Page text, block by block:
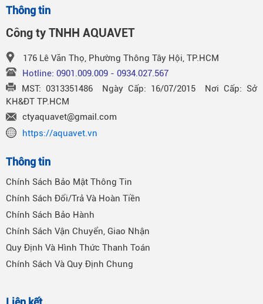
Thông tin
Công ty TNHH AQUAVET
176 Lê Văn Thọ, Phường Thông Tây Hội, TP.HCM
Hotline: 0901.009.009 - 0934.027.567
MST: 0313351486 Ngày Cấp: 16/07/2015 Nơi Cấp: Sở
KH&ĐT TP.HCM
ctyaquavet@gmail.com
https://aquavet.vn
Thông tin
Chính Sách Bảo Mật Thông Tin
Chính Sách Đổi/Trả Và Hoàn Tiền
Chính Sách Bảo Hành
Chính Sách Vận Chuyển, Giao Nhận
Quy Định Và Hình Thức Thanh Toán
Chính Sách Và Quy Định Chung